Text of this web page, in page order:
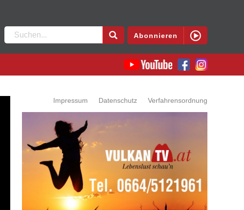
Suchen
nach:
Abonnieren
Impressum Datenschutz Verfahrensordnung